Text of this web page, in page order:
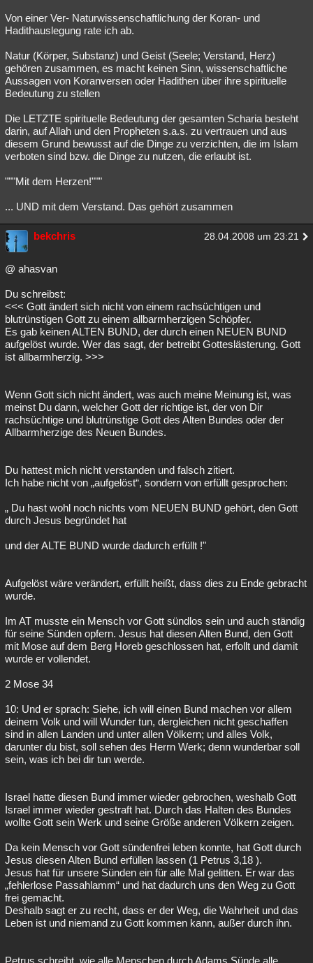
Von einer Ver- Naturwissenschaftlichung der Koran- und
Hadithauslegung rate ich ab.
Natur (Körper, Substanz) und Geist (Seele; Verstand, Herz)
gehören zusammen, es macht keinen Sinn, wissenschaftliche
Aussagen von Koranversen oder Hadithen über ihre spirituelle
Bedeutung zu stellen
Die LETZTE spirituelle Bedeutung der gesamten Scharia besteht
darin, auf Allah und den Propheten s.a.s. zu vertrauen und aus
diesem Grund bewusst auf die Dinge zu verzichten, die im Islam
verboten sind bzw. die Dinge zu nutzen, die erlaubt ist.
"""Mit dem Herzen!"""
... UND mit dem Verstand. Das gehört zusammen
bekchris 28.04.2008 um 23:21
@ ahasvan
Du schreibst:
<<< Gott ändert sich nicht von einem rachsüchtigen und
blutrünstigen Gott zu einem allbarmherzigen Schöpfer.
Es gab keinen ALTEN BUND, der durch einen NEUEN BUND
aufgelöst wurde. Wer das sagt, der betreibt Gotteslästerung. Gott
ist allbarmherzig. >>>
Wenn Gott sich nicht ändert, was auch meine Meinung ist, was
meinst Du dann, welcher Gott der richtige ist, der von Dir
rachsüchtige und blutrünstige Gott des Alten Bundes oder der
Allbarmherzige des Neuen Bundes.
Du hattest mich nicht verstanden und falsch zitiert.
Ich habe nicht von „aufgelöst“, sondern von erfüllt gesprochen:
„ Du hast wohl noch nichts vom NEUEN BUND gehört, den Gott
durch Jesus begründet hat
und der ALTE BUND wurde dadurch erfüllt !"
Aufgelöst wäre verändert, erfüllt heißt, dass dies zu Ende gebracht
wurde.
Im AT musste ein Mensch vor Gott sündlos sein und auch ständig
für seine Sünden opfern. Jesus hat diesen Alten Bund, den Gott
mit Mose auf dem Berg Horeb geschlossen hat, erfollt und damit
wurde er vollendet.
2 Mose 34
10: Und er sprach: Siehe, ich will einen Bund machen vor allem
deinem Volk und will Wunder tun, dergleichen nicht geschaffen
sind in allen Landen und unter allen Völkern; und alles Volk,
darunter du bist, soll sehen des Herrn Werk; denn wunderbar soll
sein, was ich bei dir tun werde.
Israel hatte diesen Bund immer wieder gebrochen, weshalb Gott
Israel immer wieder gestraft hat. Durch das Halten des Bundes
wollte Gott sein Werk und seine Größe anderen Völkern zeigen.
Da kein Mensch vor Gott sündenfrei leben konnte, hat Gott durch
Jesus diesen Alten Bund erfüllen lassen (1 Petrus 3,18 ).
Jesus hat für unsere Sünden ein für alle Mal gelitten. Er war das
„fehlerlose Passahlamm“ und hat dadurch uns den Weg zu Gott
frei gemacht.
Deshalb sagt er zu recht, dass er der Weg, die Wahrheit und das
Leben ist und niemand zu Gott kommen kann, außer durch ihn.
Petrus schreibt, wie alle Menschen durch Adams Sünde alle